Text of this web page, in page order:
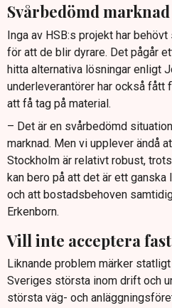
Svårbedömd marknad
Inga av HSB:s projekt har
för att de blir dyrare. Det pågår
hitta alternativa lösningar enligt
underleverantörer har också fått
att få tag på material.
– Det är en svårbedömd
marknad. Men vi upplever ändå
Stockholm är relativt robust,
kan bero på att det är ett ganska
och att bostadsbehoven
Erkenborn.
Vill inte acceptera
Liknande problem märker
Sveriges största inom drift och
största väg- och